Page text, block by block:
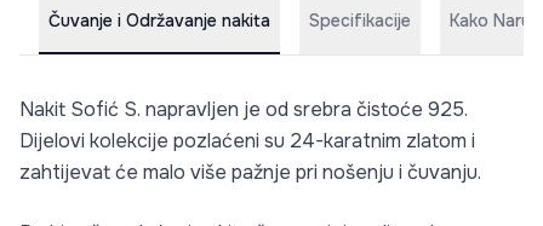
Čuvanje i Održavanje nakita Specifikacije Kako
Nakit Sofić S. napravljen je od srebra čistoće 925.
Dijelovi kolekcije pozlaćeni su 24-karatnim zlatom i
zahtijevat će malo više pažnje pri nošenju i čuvanju.